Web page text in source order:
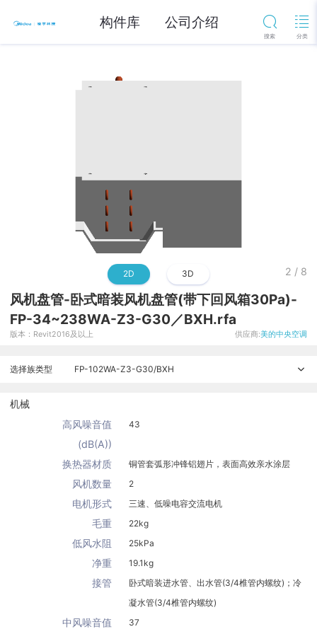
构件库 公司介绍
2 / 8
2D 3D
风机盘管-卧式暗装风机盘管(带下回风箱30Pa)-
FP-34~238WA-Z3-G30／BXH.rfa
版本：Revit2016及以上 供应商:美的中央空调
选择族类型 FP-102WA-Z3-G30/BXH
机械
高风噪音值
(dB(A))
43
换热器材质 铜管套弧形冲锋铝翅片，表面高效亲水涂层
风机数量 2
电机形式 三速、低噪电容交流电机
毛重 22kg
低风水阻 25kPa
净重 19.1kg
接管
卧式暗装进水管、出水管(3/4椎管内螺纹)；冷
凝水管(3/4椎管内螺纹)
中风噪音值 37